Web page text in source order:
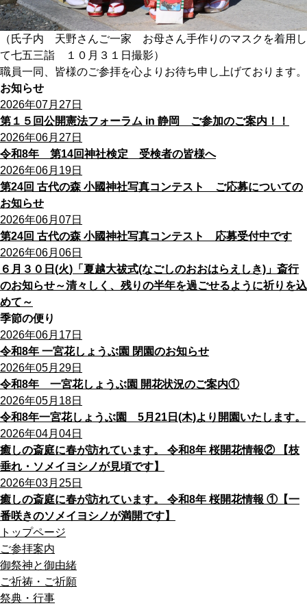
（氏子内 天野さんご一家 お母さん手作りのマスクを着用し
て七五三詣 １０月３１日撮影）
職員一同、皆様のご参拝を心よりお待ち申し上げております。
お知らせ
2026年07月27日
第１５回公開憲法フォーラム in 静岡 ご参加のご案内！！
2026年06月27日
令和8年 第14回神社検定 受検者の皆様へ
2026年06月19日
第24回 古代の森 小國神社写真コンテスト ご応募についての
お知らせ
2026年06月07日
第24回 古代の森 小國神社写真コンテスト 応募受付中です
2026年06月06日
６月３０日(火)「夏越大祓式(なごしのおおはらえしき)」斎行
のお知らせ～清々しく、残りの半年を過ごせるように祈りを込
めて～
季節の便り
2026年06月17日
令和8年 一宮花しょうぶ園 閉園のお知らせ
2026年05月29日
令和8年 一宮花しょうぶ園 開花状況のご案内①
2026年05月18日
令和8年一宮花しょうぶ園 5月21日(木)より開園いたします。
2026年04月04日
癒しの斎庭に春が訪れています。 令和8年 桜開花情報② 【枝
垂れ・ソメイヨシノが見頃です】
2026年03月25日
癒しの斎庭に春が訪れています。 令和8年 桜開花情報 ①【一
番咲きのソメイヨシノが満開です】
トップページ
ご参拝案内
御祭神と御由緒
ご祈祷・ご祈願
祭典・行事